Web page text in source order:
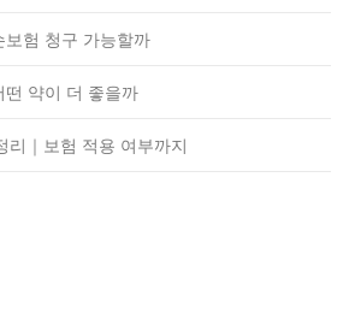
험 청구 가능할까
약이 더 좋을까
리｜보험 적용 여부까지